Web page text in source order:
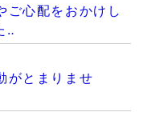
ご心配をおかけし
‥
がとまりませ